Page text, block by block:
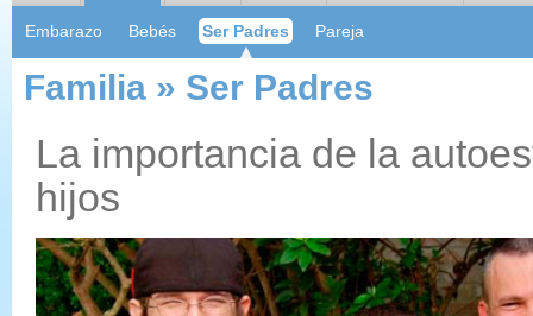
Embarazo Bebés Ser Padres Pareja
Familia » Ser Padres
La importancia de la
hijos